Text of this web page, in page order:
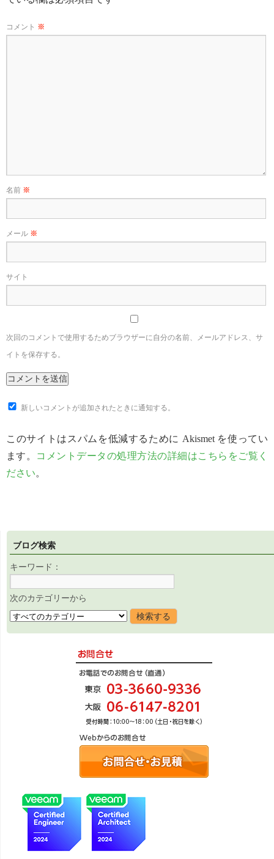
コメント ※
名前 ※
メール ※
サイト
次回のコメントで使用するためブラウザーに自分の名前、メールアドレス、サ
イトを保存する。
新しいコメントが追加されたときに通知する。
このサイトはスパムを低減するために Akismet を使ってい
ます。 コメントデータの処理方法の詳細はこちらをご覧く
ださい。
ブログ検索
キーワード：
次のカテゴリーから